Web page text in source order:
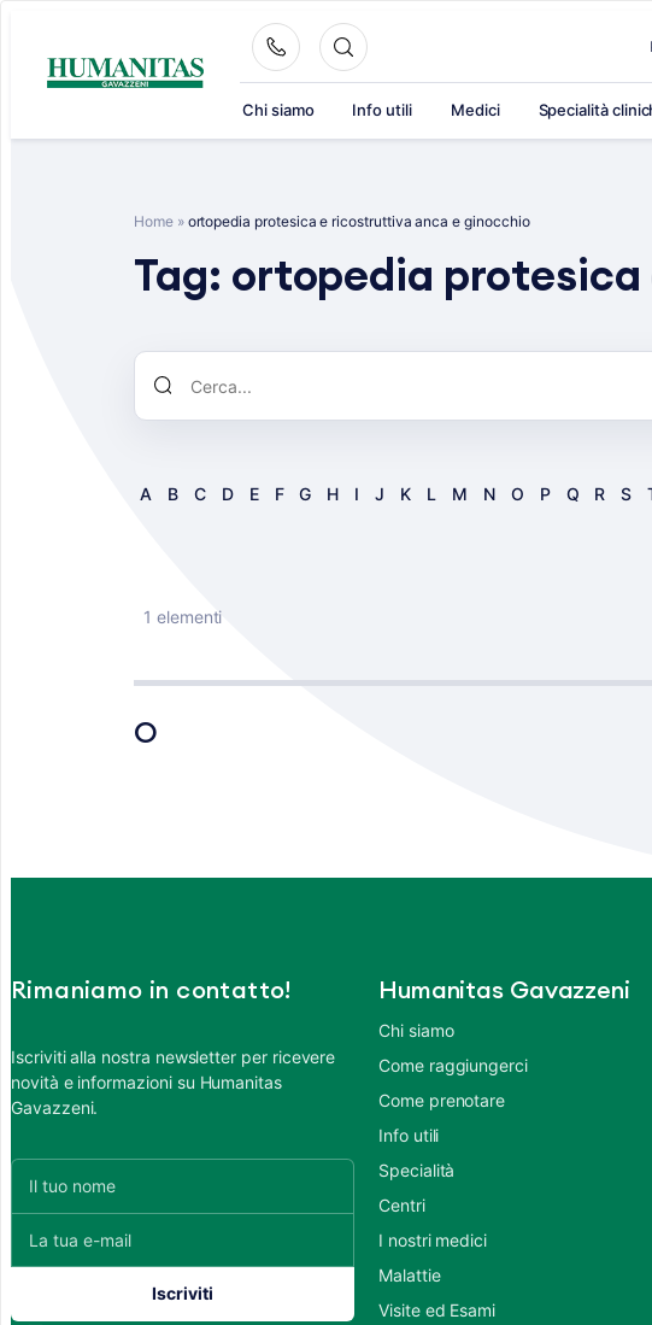
content
Chi siamo Info utili Medici Specialità
Home» ortopedia protesica e ricostruttiva anca e ginocchio
Tag: ortopedia
A B C D E F G H I J K L M N O P Q R S
1 elementi
O
Rimaniamo in contatto!
Iscriviti alla nostra newsletter per ricevere
novità e informazioni su Humanitas
Gavazzeni.
Humanitas Gavazzeni
Chi siamo
Come raggiungerci
Come prenotare
Info utili
Specialità
Centri
I nostri medici
Malattie
Visite ed Esami